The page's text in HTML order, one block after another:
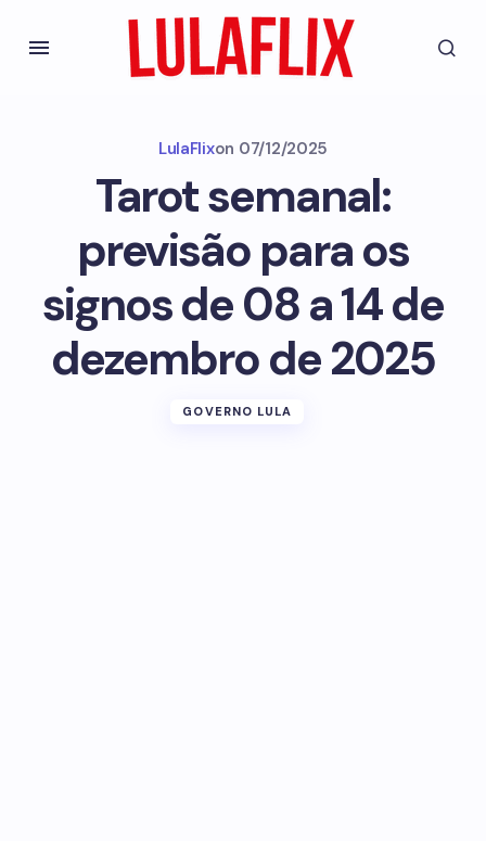
LulaFlixon 07/12/2025
Tarot semanal:
previsão para os
signos de 08 a 14 de
dezembro de 2025
GOVERNO LULA